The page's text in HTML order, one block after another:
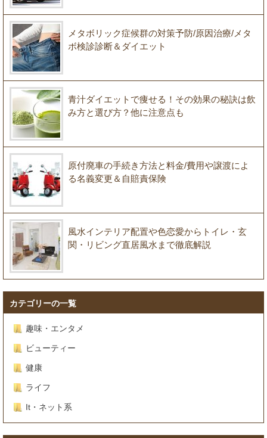
メタボリック症候群の対策予防/原因治療/メタ
ボ検診診断＆ダイエット
青汁ダイエットで痩せる！その効果の秘訣は飲
み方と選び方？他に注意点も
原付廃車の手続き方法と料金/費用や譲渡によ
る名義変更＆自賠責保険
風水インテリア配置や色恋愛からトイレ・玄
関・リビング直居風水まで徹底解説
カテゴリーの一覧
趣味・エンタメ
ビューティー
健康
ライフ
It・ネット系